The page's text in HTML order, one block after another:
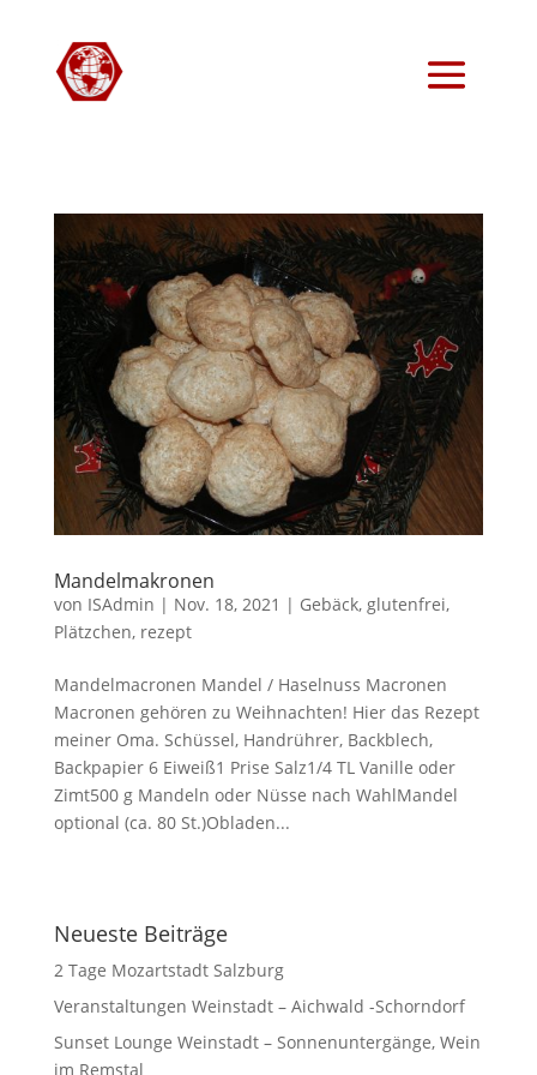
Mandelmakronen
von ISAdmin | Nov. 18, 2021 | Gebäck, glutenfrei,
Plätzchen, rezept
Mandelmacronen Mandel / Haselnuss Macronen
Macronen gehören zu Weihnachten! Hier das Rezept
meiner Oma. Schüssel, Handrührer, Backblech,
Backpapier 6 Eiweiß1 Prise Salz1/4 TL Vanille oder
Zimt500 g Mandeln oder Nüsse nach WahlMandel
optional (ca. 80 St.)Obladen...
Neueste Beiträge
2 Tage Mozartstadt Salzburg
Veranstaltungen Weinstadt – Aichwald -Schorndorf
Sunset Lounge Weinstadt – Sonnenuntergänge, Wein
im Remstal